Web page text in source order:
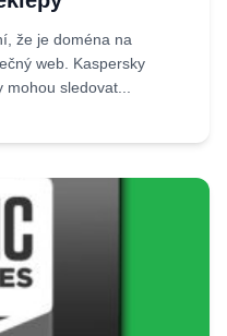
že je doména na
web. Kaspersky
sledovat...